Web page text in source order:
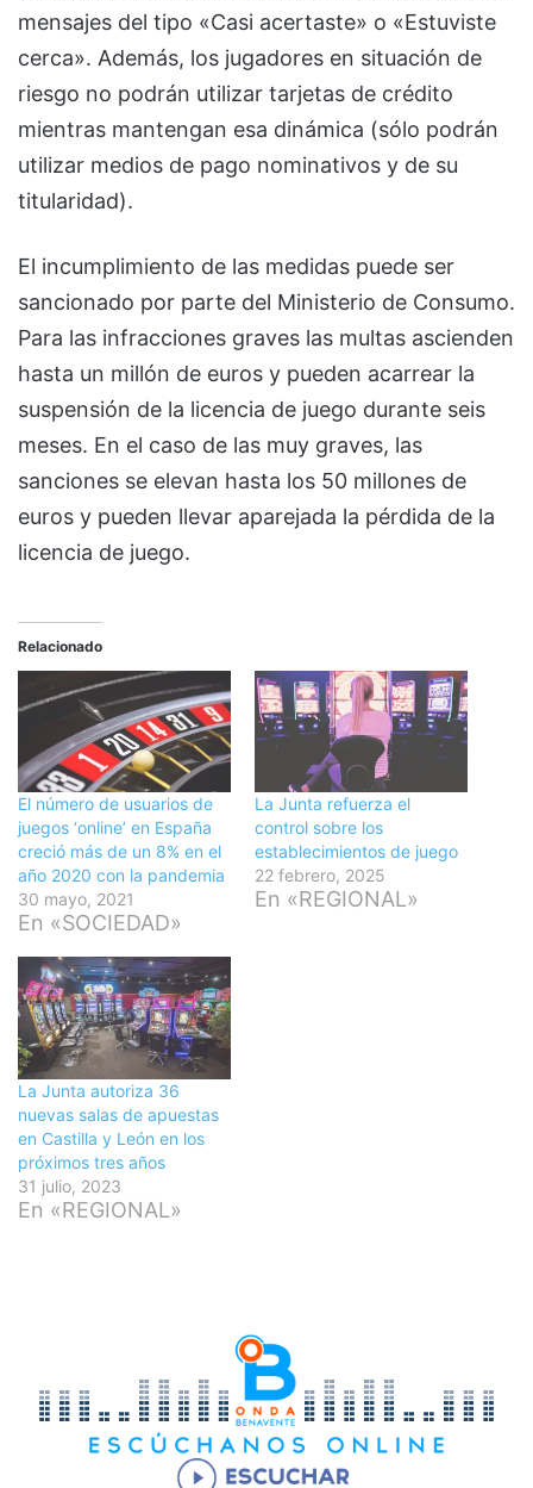
mensajes del tipo «Casi acertaste» o «Estuviste
cerca». Además, los jugadores en situación de
riesgo no podrán utilizar tarjetas de crédito
mientras mantengan esa dinámica (sólo podrán
utilizar medios de pago nominativos y de su
titularidad).
El incumplimiento de las medidas puede ser
sancionado por parte del Ministerio de Consumo.
Para las infracciones graves las multas ascienden
hasta un millón de euros y pueden acarrear la
suspensión de la licencia de juego durante seis
meses. En el caso de las muy graves, las
sanciones se elevan hasta los 50 millones de
euros y pueden llevar aparejada la pérdida de la
licencia de juego.
Relacionado
El número de usuarios de
juegos ‘online’ en España
creció más de un 8% en el
año 2020 con la pandemia
30 mayo, 2021
En «SOCIEDAD»
La Junta refuerza el
control sobre los
establecimientos de juego
22 febrero, 2025
En «REGIONAL»
La Junta autoriza 36
nuevas salas de apuestas
en Castilla y León en los
próximos tres años
31 julio, 2023
En «REGIONAL»